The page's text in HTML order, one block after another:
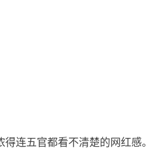
连五官都看不清楚的网红感。